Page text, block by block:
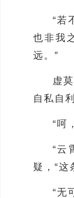
“若
也非我
远。”
虚
自私自
“呵
“云
疑，“这
“无